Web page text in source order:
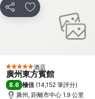
分享 放到收藏夾
5 星級 酒店
廣州東方賓館
8.6 極佳 (14,152 筆評分)
廣州, 距離市中心 1.9 公里